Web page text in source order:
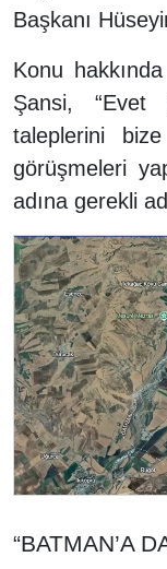
Başkanı
Konu
Şansi, “Evet
taleplerini
görüşmeleri
adına gerekli
“BATMAN’A